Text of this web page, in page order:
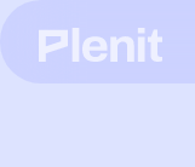
CLOUD SERVICES
Blog
Sobre Plenit